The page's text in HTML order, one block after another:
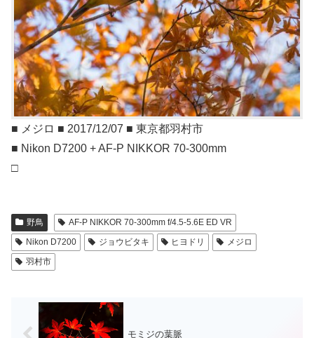
■ メジロ ■ 2017/12/07 ■ 東京都羽村市
■ Nikon D7200 + AF-P NIKKOR 70-300mm
□
野鳥
AF-P NIKKOR 70-300mm f/4.5-5.6E ED VR
Nikon D7200
ジョウビタキ ヒヨドリ
メジロ
羽村市
モミジの葉脈